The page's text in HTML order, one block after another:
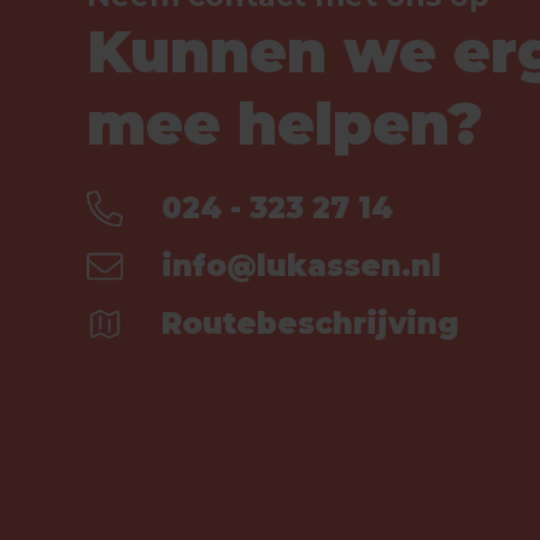
Kunnen we
mee helpen?
024 - 323 27 14
info@lukassen.nl
Routebeschrijving